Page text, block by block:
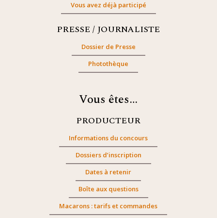
Vous avez déjà participé
PRESSE / JOURNALISTE
Dossier de Presse
Photothèque
Vous êtes…
PRODUCTEUR
Informations du concours
Dossiers d’inscription
Dates à retenir
Boîte aux questions
Macarons : tarifs et commandes